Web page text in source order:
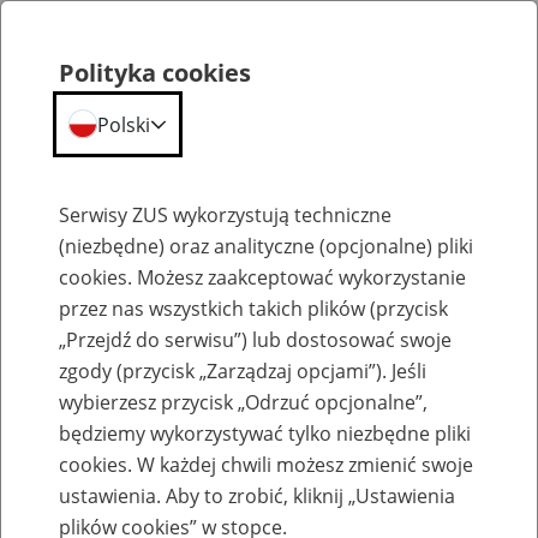
Obsługa osób z niepełnosprawnościami
Dostępność punktów obsługi
klientów ZUS dla osób z
Polityka cookies
Polski
Serwisy ZUS wykorzystują techniczne
(niezbędne) oraz analityczne (opcjonalne) pliki
cookies. Możesz zaakceptować wykorzystanie
przez nas wszystkich takich plików (przycisk
„Przejdź do serwisu”) lub dostosować swoje
zgody (przycisk „Zarządzaj opcjami”). Jeśli
wybierzesz przycisk „Odrzuć opcjonalne”,
będziemy wykorzystywać tylko niezbędne pliki
cookies. W każdej chwili możesz zmienić swoje
ustawienia. Aby to zrobić, kliknij „Ustawienia
plików cookies” w stopce.